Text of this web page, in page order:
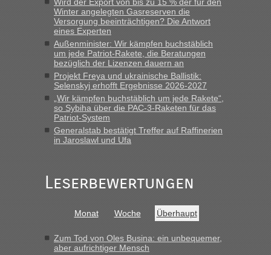
Grenzübergang zwischen Polen und der Ukraine
geht es am schnellsten?
„Derzeit, ist es überall sehr voll an den Grenzen Ukraine/
Polen. Zb. Krakovets 100 PKW ca. 10 h Wartezeit. Wollen
Montag rüber, versuchen es sehr früh.“
Winter angelegten Gasreserven die
Versorgung beeinträchtigen? Die Antwort
eines Experten
Außenminister: Wir kämpfen buchstäblich
um jede Patriot-Rakete, die Beratungen
bezüglich der Lizenzen dauern an
Projekt Freya und ukrainische Ballistik:
Selenskyj erhofft Ergebnisse 2026-2027
„Wir kämpfen buchstäblich um jede Rakete“,
so Sybiha über die PAC-3-Raketen für das
Patriot-System
Generalstab bestätigt Treffer auf Raffinerien
in Jaroslawl und Ufa
Leserbewertungen
Monat Woche Überhaupt
Zum Tod von Oles Busina: ein unbequemer,
aber aufrichtiger Mensch